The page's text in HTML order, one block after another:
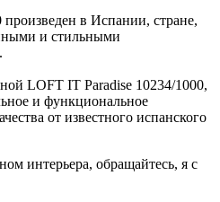
в Испании, стране,
и стильными
LOFT IT Paradise 10234/1000,
и функциональное
от известного испанского
интерьера, обращайтесь, я с